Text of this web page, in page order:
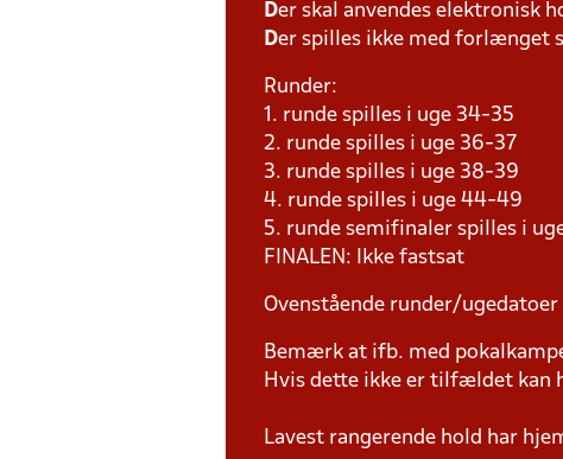
Der skal anvendes elektronisk
Der spilles ikke med forlænget
Runder:
1. runde spilles i uge 34-35
2. runde spilles i uge 36-37
3. runde spilles i uge 38-39
4. runde spilles i uge 44-49
5. runde semifinaler spilles i
FINALEN: Ikke fastsat
Ovenstående runder/ugedatoer
Bemærk at ifb. med
Hvis dette ikke er tilfældet kan
Lavest rangerende hold har